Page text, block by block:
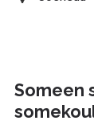
Someen